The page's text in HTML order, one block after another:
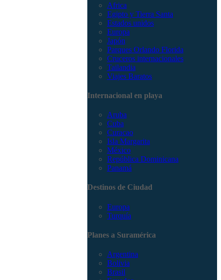
Africa
Egipto y Tierra Santa
Estados unidos
Europa
Japón
Parques Orlando Florida
Cruceros internacionales
Tailandia
Viajes Baratos
Internacional en playa
Aruba
Cuba
Curacao
Isla Margarita
México
República Dominicana
Panamá
Destinos de Ciudad
Europa
Turquía
Planes a Suramérica
Argentina
Bolivia
Brasil